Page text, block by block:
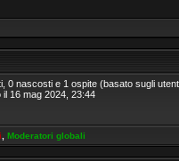
0 nascosti e 1 ospite (basato sugli
il 16 mag 2024, 23:44
Moderatori globali